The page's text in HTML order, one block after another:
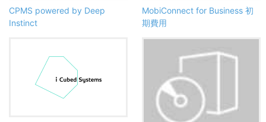
CPMS powered by Deep
Instinct
MobiConnect for Business 初
期費用